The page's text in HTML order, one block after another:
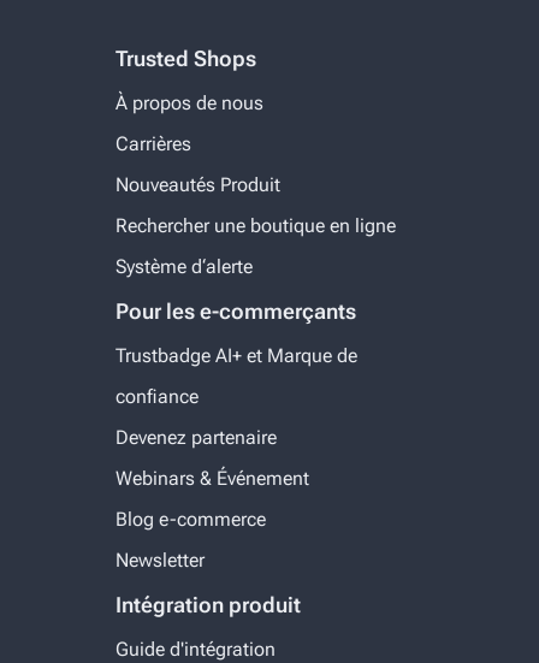
Trusted Shops
À propos de nous
Carrières
Nouveautés Produit
Rechercher une boutique en ligne
Système d‘alerte
Pour les e-commerçants
Trustbadge AI+ et Marque de
confiance
Devenez partenaire
Webinars & Événement
Blog e-commerce
Newsletter
Intégration produit
Guide d'intégration